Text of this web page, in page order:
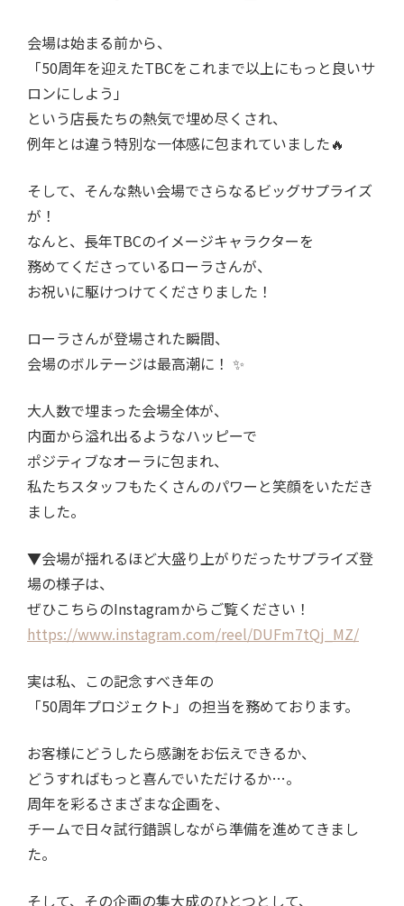
会場は始まる前から、
「50周年を迎えたTBCをこれまで以上にもっと良いサ
ロンにしよう」
という店長たちの熱気で埋め尽くされ、
例年とは違う特別な一体感に包まれていました🔥
そして、そんな熱い会場でさらなるビッグサプライズ
が！
なんと、長年TBCのイメージキャラクターを
務めてくださっているローラさんが、
お祝いに駆けつけてくださりました！
ローラさんが登場された瞬間、
会場のボルテージは最高潮に！ ✨
大人数で埋まった会場全体が、
内面から溢れ出るようなハッピーで
ポジティブなオーラに包まれ、
私たちスタッフもたくさんのパワーと笑顔をいただき
ました。
▼会場が揺れるほど大盛り上がりだったサプライズ登
場の様子は、
ぜひこちらのInstagramからご覧ください！
https://www.instagram.com/reel/DUFm7tQj_MZ/
実は私、この記念すべき年の
「50周年プロジェクト」の担当を務めております。
お客様にどうしたら感謝をお伝えできるか、
どうすればもっと喜んでいただけるか…。
周年を彩るさまざまな企画を、
チームで日々試行錯誤しながら準備を進めてきまし
た。
そして、その企画の集大成のひとつとして、